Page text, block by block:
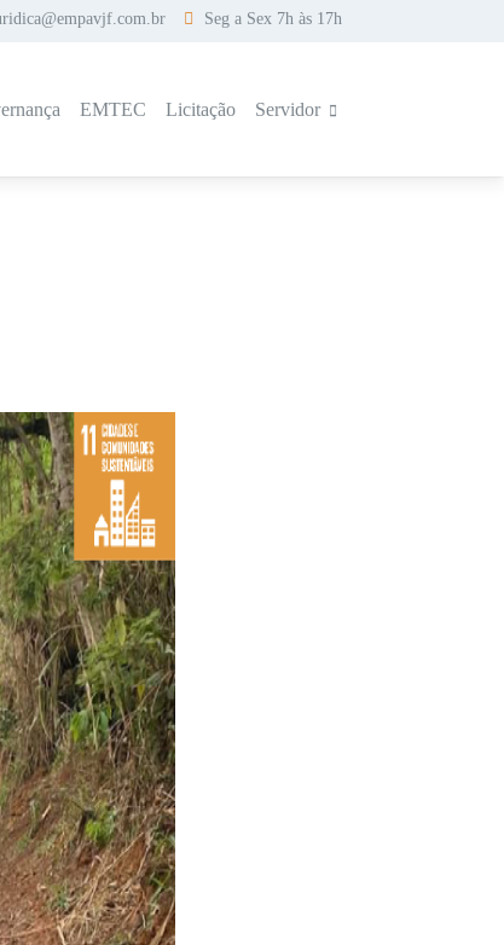
Seg a Sex 7h às 17h
EMTEC Licitação Servidor